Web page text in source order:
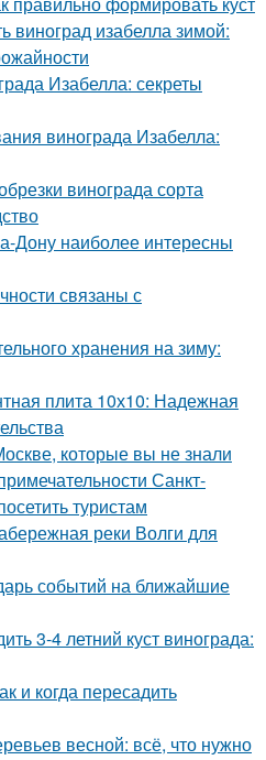
виноград изабелла зимой:
Изабелла: секреты
винограда Изабелла:
винограда сорта
Дону наиболее интересны
связаны с
хранения на зиму:
плита 10х10: Надежная
которые вы не знали
Санкт-
туристам
реки Волги для
событий на ближайшие
3-4 летний куст винограда:
и когда пересадить
весной: всё, что нужно